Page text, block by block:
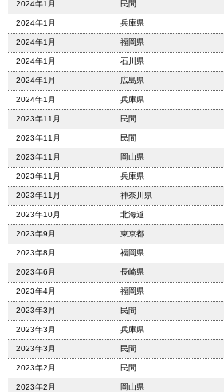
2024年1月 民間
2024年1月 兵庫県
2024年1月 福岡県
2024年1月 石川県
2024年1月 広島県
2024年1月 兵庫県
2023年11月 民間
2023年11月 民間
2023年11月 岡山県
2023年11月 兵庫県
2023年11月 神奈川県
2023年10月 北海道
2023年9月 東京都
2023年8月 福岡県
2023年6月 長崎県
2023年4月 福岡県
2023年3月 民間
2023年3月 兵庫県
2023年3月 民間
2023年2月 民間
2023年2月 岡山県